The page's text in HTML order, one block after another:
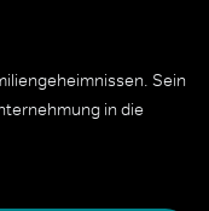
Sein
in die